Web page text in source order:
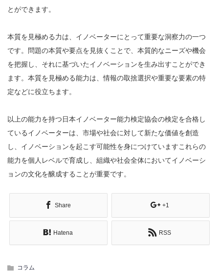
とができます。
本質を見極める力は、イノベーターにとって重要な洞察力の一つ
です。問題の本質や要点を見抜くことで、本質的なニーズや機会
を把握し、それに基づいたイノベーションを生み出すことができ
ます。本質を見極める能力は、情報の取捨選択や重要な要素の特
定などに役立ちます。
以上の能力を持つ日本イノベーター能力検定協会の検定を合格し
ているイノベーターは、市場や社会に対して新たな価値を創造
し、イノベーションを起こす可能性を身につけていますこれらの
能力を個人レベルで育成し、組織や社会全体においてイノベーシ
ョンの文化を醸成することが重要です。
Share +1
Hatena RSS
コラム